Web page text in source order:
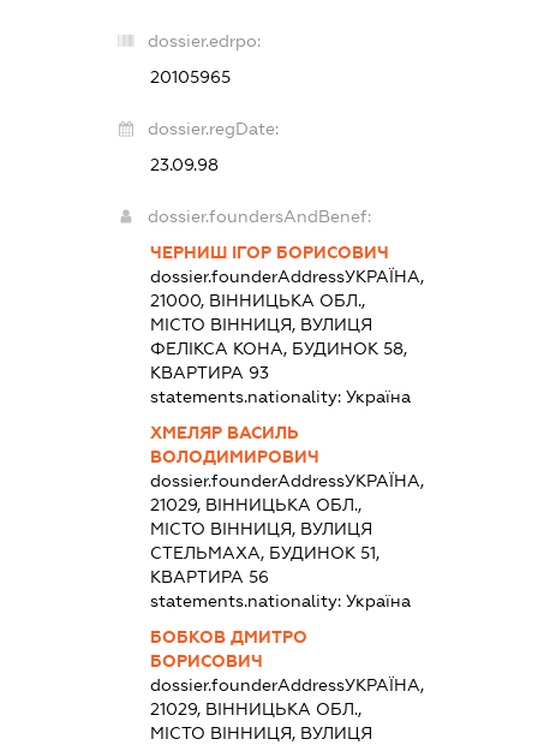
dossier.edrpo:
20105965
dossier.regDate:
23.09.98
dossier.foundersAndBenef:
ЧЕРНИШ ІГОР БОРИСОВИЧ
dossier.founderAddressУКРАЇНА,
21000, ВІННИЦЬКА ОБЛ.,
МІСТО ВІННИЦЯ, ВУЛИЦЯ
ФЕЛІКСА КОНА, БУДИНОК 58,
КВАРТИРА 93
statements.nationality:Україна
ХМЕЛЯР ВАСИЛЬ
ВОЛОДИМИРОВИЧ
dossier.founderAddressУКРАЇНА,
21029, ВІННИЦЬКА ОБЛ.,
МІСТО ВІННИЦЯ, ВУЛИЦЯ
СТЕЛЬМАХА, БУДИНОК 51,
КВАРТИРА 56
statements.nationality:Україна
БОБКОВ ДМИТРО
БОРИСОВИЧ
dossier.founderAddressУКРАЇНА,
21029, ВІННИЦЬКА ОБЛ.,
МІСТО ВІННИЦЯ, ВУЛИЦЯ